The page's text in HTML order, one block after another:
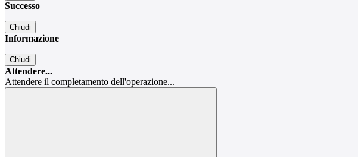
Successo
Chiudi
Informazione
Chiudi
Attendere...
Attendere il completamento dell'operazione...